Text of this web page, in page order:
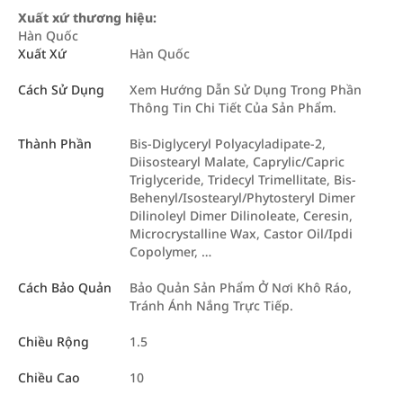
Xuất xứ thương hiệu:
Hàn Quốc
Xuất Xứ
Hàn Quốc
Cách Sử Dụng
Xem Hướng Dẫn Sử Dụng Trong Phần
Thông Tin Chi Tiết Của Sản Phẩm.
Thành Phần
Bis-Diglyceryl Polyacyladipate-2,
Diisostearyl Malate, Caprylic/Capric
Triglyceride, Tridecyl Trimellitate, Bis-
Behenyl/Isostearyl/Phytosteryl Dimer
Dilinoleyl Dimer Dilinoleate, Ceresin,
Microcrystalline Wax, Castor Oil/Ipdi
Copolymer, …
Cách Bảo Quản
Bảo Quản Sản Phẩm Ở Nơi Khô Ráo,
Tránh Ánh Nắng Trực Tiếp.
Chiều Rộng 1.5
Chiều Cao 10